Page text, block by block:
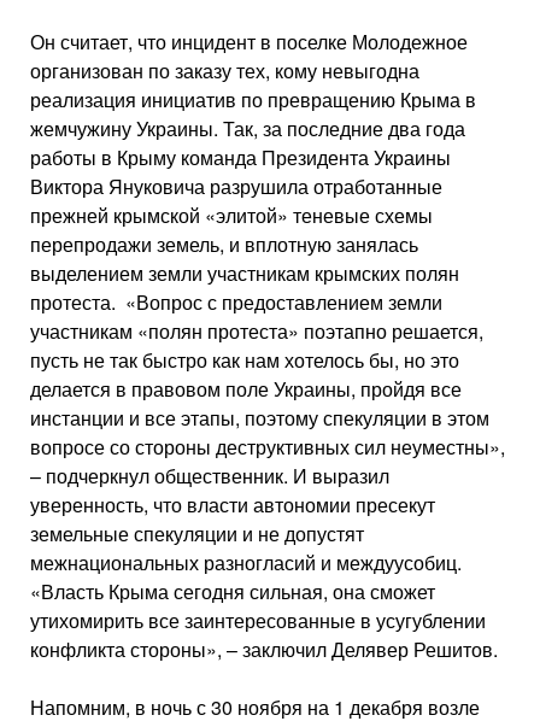
Он считает, что инцидент в поселке Молодежное
организован по заказу тех, кому невыгодна
реализация инициатив по превращению Крыма в
жемчужину Украины. Так, за последние два года
работы в Крыму команда Президента Украины
Виктора Януковича разрушила отработанные
прежней крымской «элитой» теневые схемы
перепродажи земель, и вплотную занялась
выделением земли участникам крымских полян
протеста. «Вопрос с предоставлением земли
участникам «полян протеста» поэтапно решается,
пусть не так быстро как нам хотелось бы, но это
делается в правовом поле Украины, пройдя все
инстанции и все этапы, поэтому спекуляции в этом
вопросе со стороны деструктивных сил неуместны»,
– подчеркнул общественник. И выразил
уверенность, что власти автономии пресекут
земельные спекуляции и не допустят
межнациональных разногласий и междуусобиц.
«Власть Крыма сегодня сильная, она сможет
утихомирить все заинтересованные в усугублении
конфликта стороны», – заключил Делявер Решитов.
Напомним, в ночь с 30 ноября на 1 декабря возле